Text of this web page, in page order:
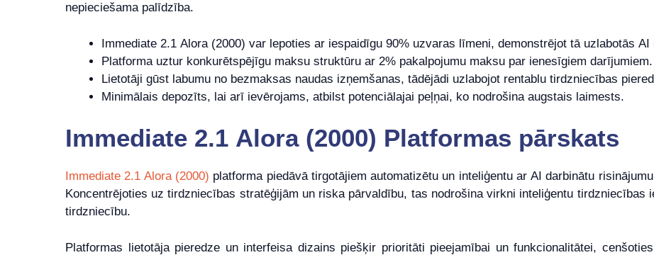
nepieciešama palīdzība.
Immediate 2.1 Alora (2000) var lepoties ar iespaidīgu 90% uzvaras līmeni, demonstrējot tā uzlabotās
Platforma uztur konkurētspējīgu maksu struktūru ar 2% pakalpojumu maksu par ienesīgiem darījumiem.
Lietotāji gūst labumu no bezmaksas naudas izņemšanas, tādējādi uzlabojot rentablu tirdzniecības
Minimālais depozīts, lai arī ievērojams, atbilst potenciālajai peļņai, ko nodrošina augstais laimests.
Immediate 2.1 Alora (2000) Platformas pārskats
Immediate 2.1 Alora (2000) platforma piedāvā tirgotājiem automatizētu un inteliģentu ar AI darbinātu
Koncentrējoties uz tirdzniecības stratēģijām un riska pārvaldību, tas nodrošina virkni inteliģentu tirdzniecības
tirdzniecību.
Platformas lietotāja pieredze un interfeisa dizains piešķir prioritāti pieejamībai un funkcionalitātei,